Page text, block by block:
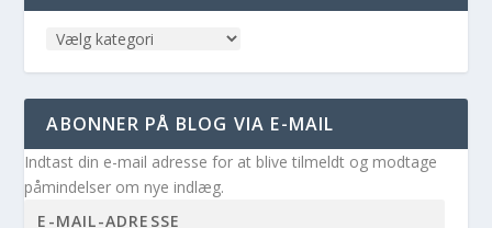
ABONNER PÅ BLOG VIA E-MAIL
Indtast din e-mail adresse for at blive tilmeldt og modtage
påmindelser om nye indlæg.